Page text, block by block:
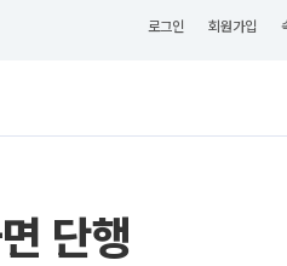
로그인 회원가입
단행